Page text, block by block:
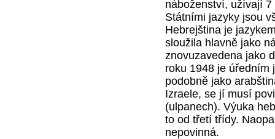
náboženství, užívají
Státními jazyky jsou
Hebrejština je
sloužila hlavně jako
znovuzavedena jako
roku 1948 je úředním
podobně jako
Izraele, se jí musí
(ulpanech). Výuka
to od třetí třídy.
nepovinná.